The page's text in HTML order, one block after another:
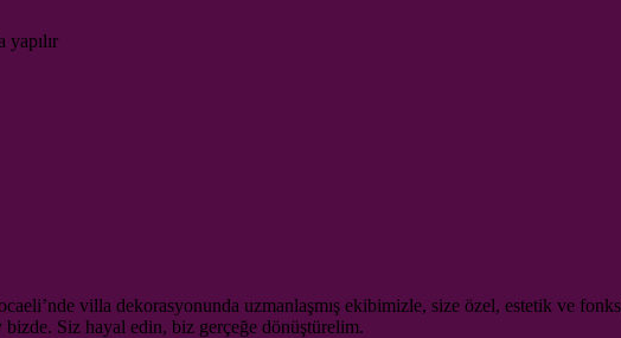
villa dekorasyonunda uzmanlaşmış ekibimizle, size özel, estetik ve
bizde. Siz hayal edin, biz gerçeğe dönüştürelim.